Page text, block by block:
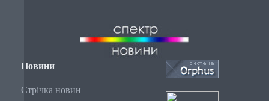
Новини
Стрічка новин